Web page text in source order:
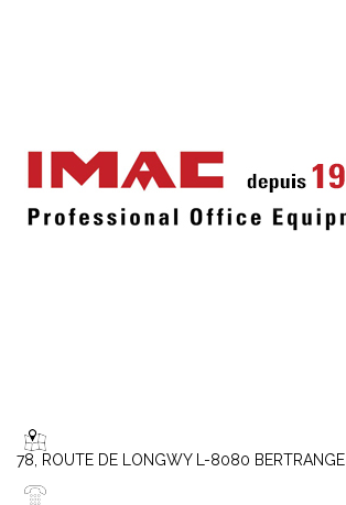
78, ROUTE DE LONGWY L-8080 BERTRANGE